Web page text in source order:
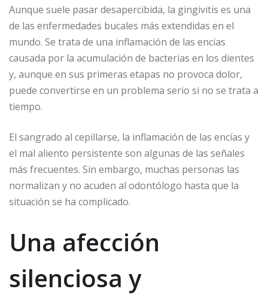
at
s
A
p
p
e
g
ra
m
c
e
b
o
o
ai
l
m
p
ar
ti
r
Aunque suele pasar desapercibida, la gingivitis es una
de las enfermedades bucales más extendidas en el
mundo. Se trata de una inflamación de las encías
causada por la acumulación de bacterias en los dientes
y, aunque en sus primeras etapas no provoca dolor,
puede convertirse en un problema serio si no se trata a
tiempo.
El sangrado al cepillarse, la inflamación de las encías y
el mal aliento persistente son algunas de las señales
más frecuentes. Sin embargo, muchas personas las
normalizan y no acuden al odontólogo hasta que la
situación se ha complicado.
Una afección
silenciosa y